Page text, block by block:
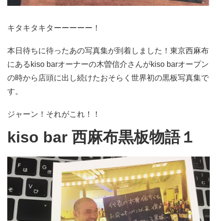
キタキタキターーーーー！
本日待ちに待ったあの写真集が到着しました！東京西麻布
にあるkiso barオーナーの木曽信介さんがkiso barオープン
の時から店頭に出し続けたおそらく世界初の黒板写真集で
す。
ジャーン！それがこれ！！
kiso bar 西麻布黒板物語１